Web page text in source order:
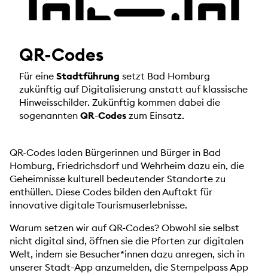
QR-Codes
Für eine Stadtführung setzt Bad Homburg
zukünftig auf Digitalisierung anstatt auf klassische
Hinweisschilder. Zukünftig kommen dabei die
sogenannten QR-Codes zum Einsatz.
QR-Codes laden Bürgerinnen und Bürger in Bad
Homburg, Friedrichsdorf und Wehrheim dazu ein, die
Geheimnisse kulturell bedeutender Standorte zu
enthüllen. Diese Codes bilden den Auftakt für
innovative digitale Tourismuserlebnisse.
Warum setzen wir auf QR-Codes? Obwohl sie selbst
nicht digital sind, öffnen sie die Pforten zur digitalen
Welt, indem sie Besucher*innen dazu anregen, sich in
unserer Stadt-App anzumelden, die Stempelpass App